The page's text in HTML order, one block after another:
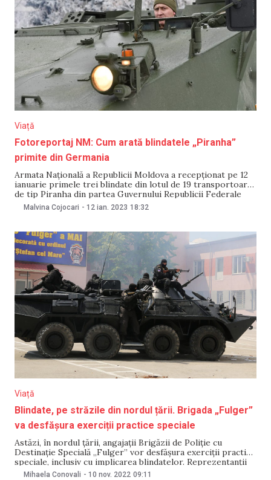
Viață
Fotoreportaj NM: Cum arată blindatele „Piranha”
primite din Germania
Armata Națională a Republicii Moldova a recepționat pe 12
ianuarie primele trei blindate din lotul de 19 transportoare
de tip Piranha din partea Guvernului Republicii Federale
Germania. Imagini cu blindatele au fost surprinse de
fotograful NM, Andrei Mardari.
Malvina Cojocari - 12 ian. 2023 18:32
Viață
Blindate, pe străzile din nordul țării. Brigada „Fulger”
va desfășura exerciții practice speciale
Astăzi, în nordul țării, angajații Brigăzii de Poliție cu
Destinație Specială „Fulger” vor desfășura exerciții practice
speciale, inclusiv cu implicarea blindatelor. Reprezentanții
Poliției Republicii Moldova menționează că astfel de
Mihaela Conovali - 10 nov. 2022 09:11